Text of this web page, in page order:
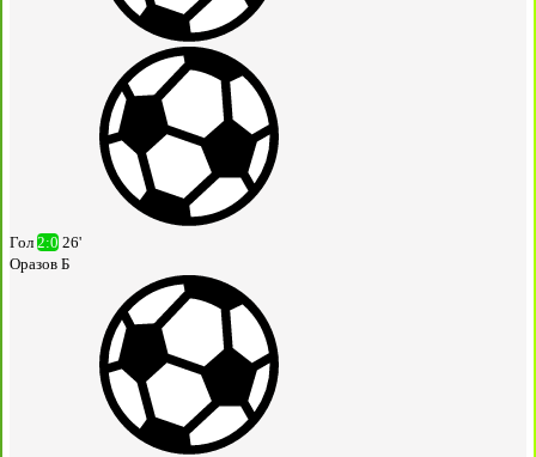
Гол 2:0 26'
Оразов Б